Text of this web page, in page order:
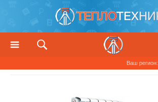
Ваш регион:
Радиаторы отопления и обогреватели